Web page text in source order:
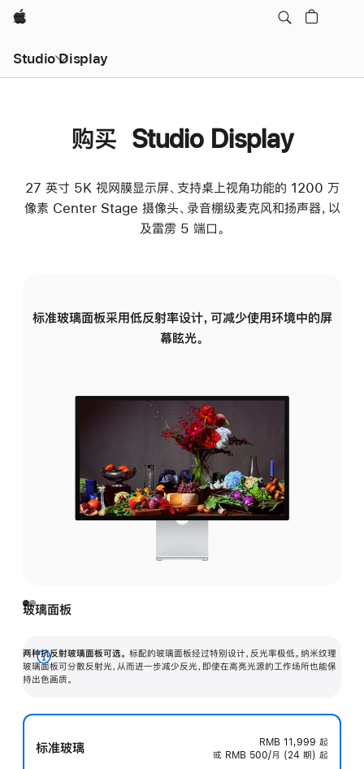
Apple
Studio Display
购买 Studio Display
27 英寸 5K 视网膜显示屏、支持桌上视角功能的 1200 万
像素 Center Stage 摄像头、录音棚级麦克风和扬声器，以
及雷雳 5 端口。
标准玻璃面板采用低反射率设计，可减少使用环境中的屏
幕眩光。
玻璃面板
两种抗反射玻璃面板可选。 标配的玻璃面板经过特别设计，反光率极低。纳米纹理
玻璃面板可分散反射光，从而进一步减少反光，即使在高亮光源的工作场所也能保
持出色画质。
展
开
标准玻璃 RMB 11,999 起
或 RMB 500/月 (24 期) 起